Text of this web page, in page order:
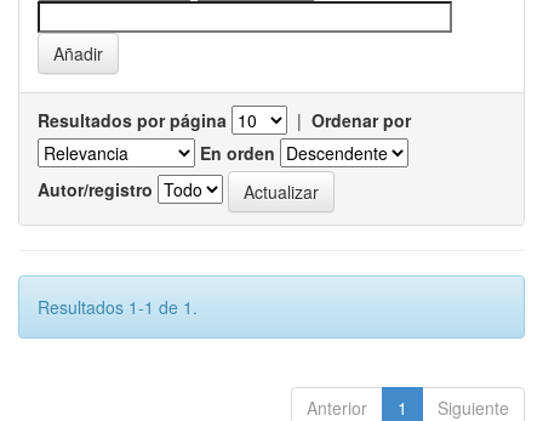
Resultados por página | Ordenar por
En orden
Autor/registro
Resultados 1-1 de 1.
Anterior 1 Siguiente